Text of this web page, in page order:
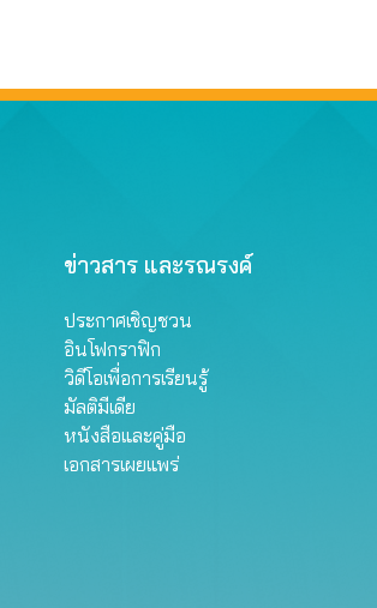
ข่าวสาร และรณรงค์
ประกาศเชิญชวน
อินโฟกราฟิก
วิดีโอเพื่อการเรียนรู้
มัลติมีเดีย
หนังสือและคู่มือ
เอกสารเผยแพร่